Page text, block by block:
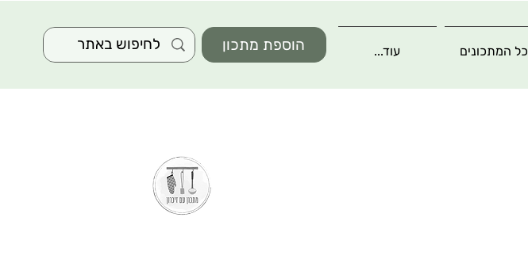
הוספת מתכון כל המתכונים עוד...